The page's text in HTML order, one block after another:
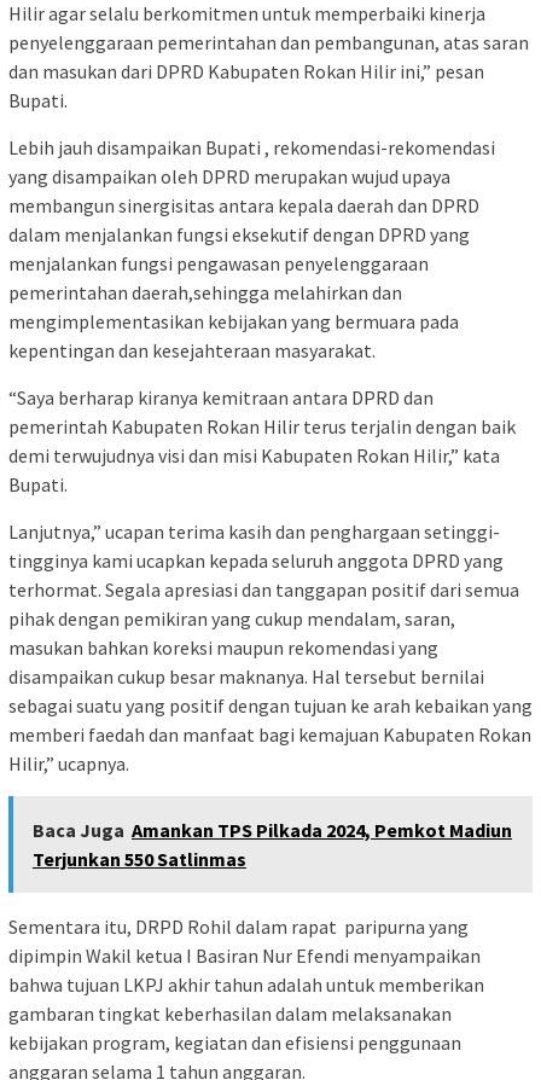
Hilir agar selalu berkomitmen untuk memperbaiki kinerja
penyelenggaraan pemerintahan dan pembangunan, atas saran
dan masukan dari DPRD Kabupaten Rokan Hilir ini,” pesan
Bupati.
Lebih jauh disampaikan Bupati , rekomendasi-rekomendasi
yang disampaikan oleh DPRD merupakan wujud upaya
membangun sinergisitas antara kepala daerah dan DPRD
dalam menjalankan fungsi eksekutif dengan DPRD yang
menjalankan fungsi pengawasan penyelenggaraan
pemerintahan daerah,sehingga melahirkan dan
mengimplementasikan kebijakan yang bermuara pada
kepentingan dan kesejahteraan masyarakat.
“Saya berharap kiranya kemitraan antara DPRD dan
pemerintah Kabupaten Rokan Hilir terus terjalin dengan baik
demi terwujudnya visi dan misi Kabupaten Rokan Hilir,” kata
Bupati.
Lanjutnya,” ucapan terima kasih dan penghargaan setinggi-
tingginya kami ucapkan kepada seluruh anggota DPRD yang
terhormat. Segala apresiasi dan tanggapan positif dari semua
pihak dengan pemikiran yang cukup mendalam, saran,
masukan bahkan koreksi maupun rekomendasi yang
disampaikan cukup besar maknanya. Hal tersebut bernilai
sebagai suatu yang positif dengan tujuan ke arah kebaikan yang
memberi faedah dan manfaat bagi kemajuan Kabupaten Rokan
Hilir,” ucapnya.
Baca Juga Amankan TPS Pilkada 2024, Pemkot Madiun
Terjunkan 550 Satlinmas
Sementara itu, DRPD Rohil dalam rapat paripurna yang
dipimpin Wakil ketua I Basiran Nur Efendi menyampaikan
bahwa tujuan LKPJ akhir tahun adalah untuk memberikan
gambaran tingkat keberhasilan dalam melaksanakan
kebijakan program, kegiatan dan efisiensi penggunaan
anggaran selama 1 tahun anggaran.